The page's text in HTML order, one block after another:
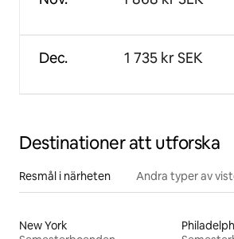
Dec. 1 735 kr SEK
Destinationer att utforska
Resmål i närheten Andra typer av
New York